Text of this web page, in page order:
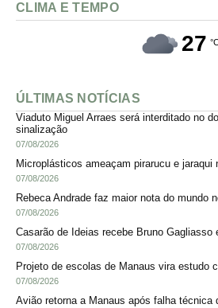
CLIMA E TEMPO
27
ÚLTIMAS NOTÍCIAS
Viaduto Miguel Arraes será interditado no
sinalização
07/08/2026
Microplásticos ameaçam pirarucu e jaraqui
07/08/2026
Rebeca Andrade faz maior nota do mundo
07/08/2026
Casarão de Ideias recebe Bruno Gagliasso
07/08/2026
Projeto de escolas de Manaus vira estudo
07/08/2026
Avião retorna a Manaus após falha técnica